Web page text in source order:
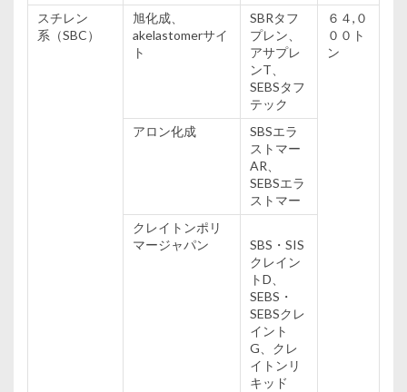
スチレン
系 （SBC）
旭化成
akelastomerサイ
ト
SBRタフ
プレン、
アサプレ
ンT、
SEBSタフ
テック
６４,０
００ト
ン
アロン化成
SBSエラ
ストマー
AR、
SEBSエラ
ストマー
クレイトンポリ
マージャパン
SBS・SIS
クレイン
トD、
SEBS・
SEBSクレ
イント
G、クレ
イトンリ
キッド